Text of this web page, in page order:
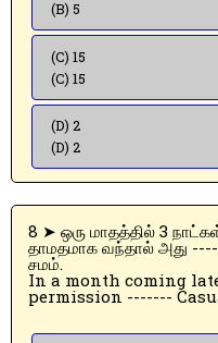
(B) 5
(C) 15
(C) 15
(D) 2
(D) 2
8 ➤ ஒரு மாதத்தில் 3 நாட்கள் பள்ளிக்கு அனுமதியின்றி
தாமதமாக வந்தால் அது
சமம்.
In a month coming
permission -------